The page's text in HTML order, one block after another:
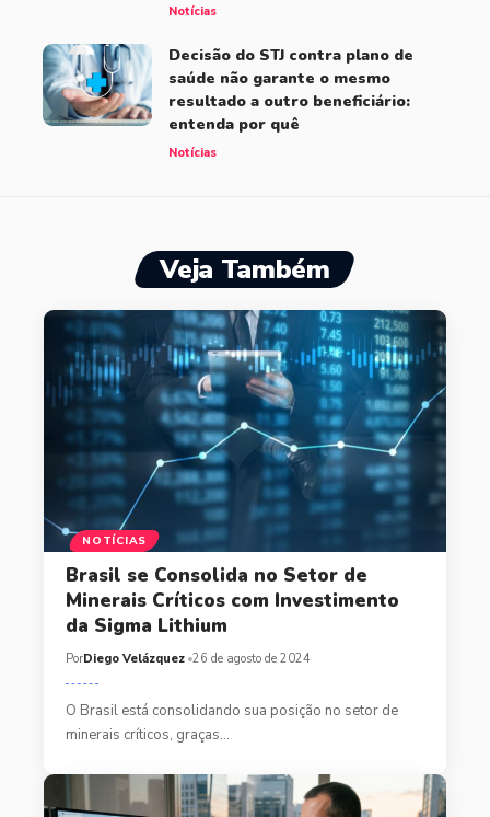
Notícias
Decisão do STJ contra plano de
saúde não garante o mesmo
resultado a outro beneficiário:
entenda por quê
Notícias
Veja Também
NOTÍCIAS
Brasil se Consolida no Setor de
Minerais Críticos com Investimento
da Sigma Lithium
PorDiego Velázquez 26 de agosto de 2024
O Brasil está consolidando sua posição no setor de
minerais críticos, graças…